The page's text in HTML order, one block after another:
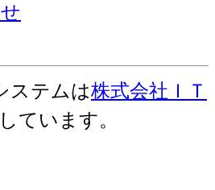
ステムは株式会社ＩＴ
ています。